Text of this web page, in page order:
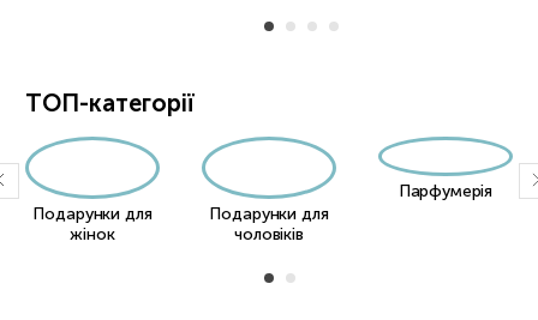
ТОП-категорії
Подарунки для
жінок
Подарунки для
чоловіків
Парфумерія